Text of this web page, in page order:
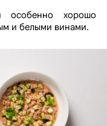
особенно хорошо
и белыми винами.